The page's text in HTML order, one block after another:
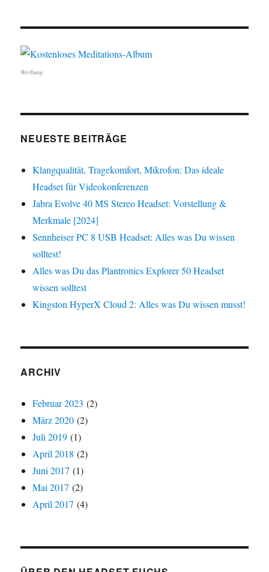
Werbung
NEUESTE BEITRÄGE
Klangqualität, Tragekomfort, Mikrofon: Das ideale
Headset für Videokonferenzen
Jabra Evolve 40 MS Stereo Headset: Vorstellung &
Merkmale [2024]
Sennheiser PC 8 USB Headset: Alles was Du wissen
solltest!
Alles was Du das Plantronics Explorer 50 Headset
wissen solltest
Kingston HyperX Cloud 2: Alles was Du wissen musst!
ARCHIV
Februar 2023 (2)
März 2020 (2)
Juli 2019 (1)
April 2018 (2)
Juni 2017 (1)
Mai 2017 (2)
April 2017 (4)